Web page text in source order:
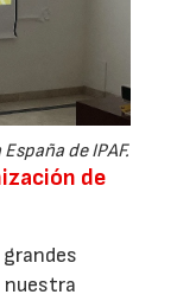
de IPAF.
de
nuestra